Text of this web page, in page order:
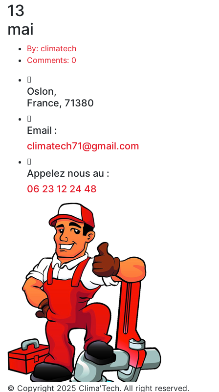
13
mai
By: climatech
Comments: 0
Oslon,
France, 71380
Email :
climatech71@gmail.com
Appelez nous au :
06 23 12 24 48
© Copyright 2025 Clima'Tech. All right reserved.